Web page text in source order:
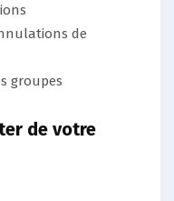
de
groupes
de votre